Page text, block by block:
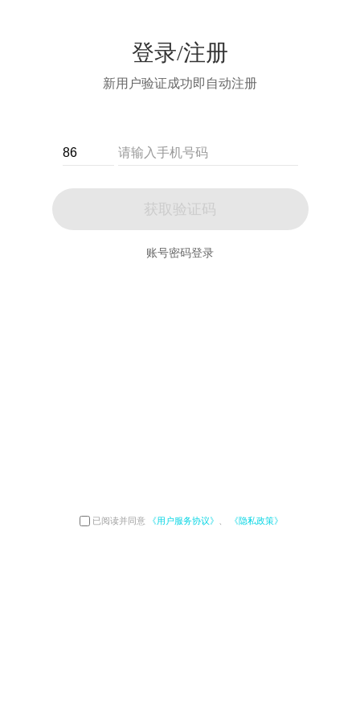
登录/注册
新用户验证成功即自动注册
获取验证码
账号密码登录
已阅读并同意 《用户服务协议》 《隐私政策》